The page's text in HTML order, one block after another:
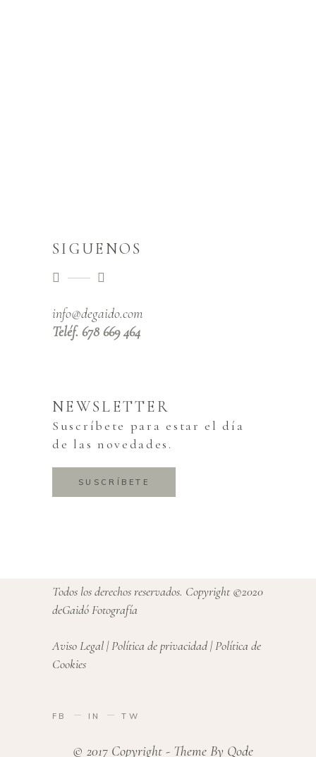
SIGUENOS
info@degaido.com
Teléf. 678 669 464
NEWSLETTER
Suscríbete para estar el día
de las novedades.
SUSCRÍBETE
Todos los derechos reservados. Copyright ©2020
deGaidó Fotografía
Aviso Legal|Política de privacidad|Política de
Cookies
FB IN TW
© 2017 Copyright - Theme By Qode